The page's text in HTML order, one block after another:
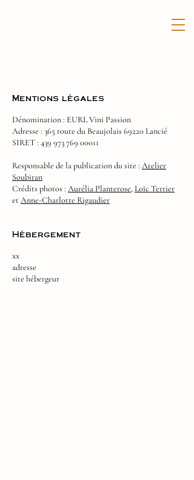
Mentions légales
Dénomination : EURL Vini Passion
Adresse : 365 route du Beaujolais 69220 Lancié
SIRET : 439 973 769 00011
Responsable de la publication du site : Atelier
Soubiran
Crédits photos : Aurélia Planterose,Loïc Terrier
et Anne-Charlotte Rigaudier
Hébergement
xx
adresse
site hébergeur